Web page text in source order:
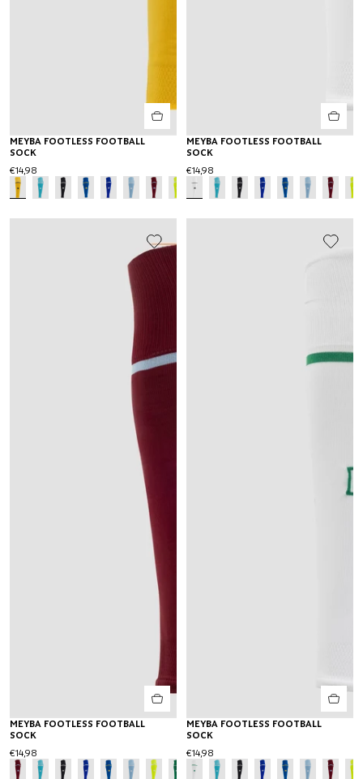
MEYBA FOOTLESS FOOTBALL
SOCK
€14,98
MEYBA FOOTLESS FOOTBALL
SOCK
€14,98
MEYBA FOOTLESS FOOTBALL
SOCK
€14,98
MEYBA FOOTLESS FOOTBALL
SOCK
€14,98